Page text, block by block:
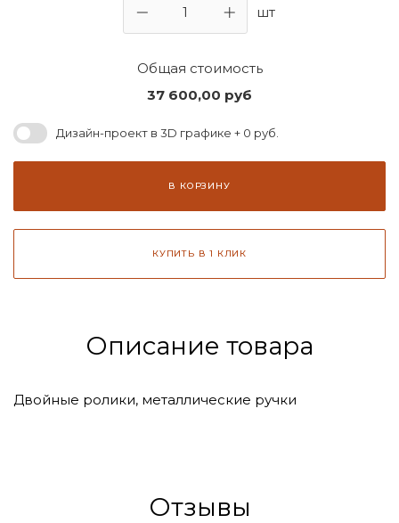
шт
Общая стоимость
37 600,00 руб
Дизайн-проект в 3D графике + 0 руб.
В КОРЗИНУ
КУПИТЬ В 1 КЛИК
Описание товара
Двойные ролики, металлические ручки
Отзывы